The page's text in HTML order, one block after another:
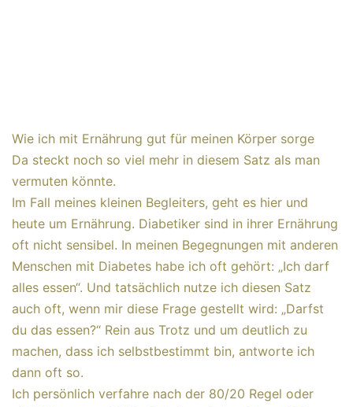
Wie ich mit Ernährung gut für meinen Körper sorge
Da steckt noch so viel mehr in diesem Satz als man
vermuten könnte.
Im Fall meines kleinen Begleiters, geht es hier und
heute um Ernährung. Diabetiker sind in ihrer Ernährung
oft nicht sensibel. In meinen Begegnungen mit anderen
Menschen mit Diabetes habe ich oft gehört: „Ich darf
alles essen“. Und tatsächlich nutze ich diesen Satz
auch oft, wenn mir diese Frage gestellt wird: „Darfst
du das essen?“ Rein aus Trotz und um deutlich zu
machen, dass ich selbstbestimmt bin, antworte ich
dann oft so.
Ich persönlich verfahre nach der 80/20 Regel oder